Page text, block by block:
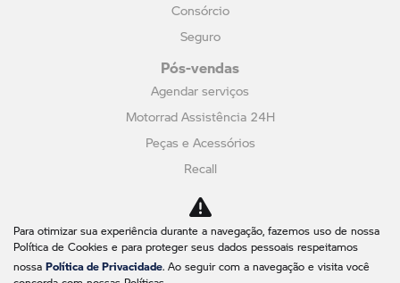
Consórcio
Seguro
Pós-vendas
Agendar serviços
Motorrad Assistência 24H
Peças e Acessórios
Recall
Loja on-line
Fale conosco
Quem somos
Para otimizar sua experiência durante a navegação, fazemos uso de nossa
Política de Cookies e para proteger seus dados pessoais respeitamos
nossa Política de Privacidade. Ao seguir com a navegação e visita você